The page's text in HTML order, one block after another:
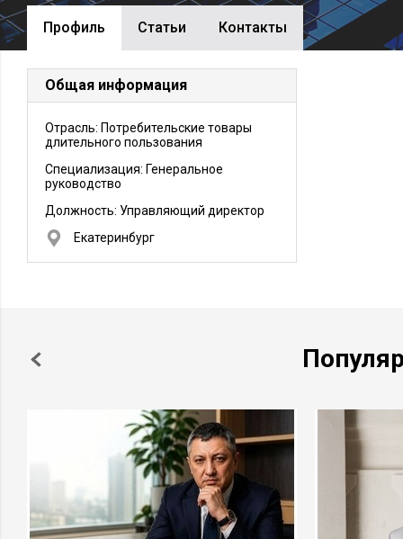
Профиль Cтатьи Контакты
Общая информация
Отрасль: Потребительские товары
длительного пользования
Специализация: Генеральное
руководство
Должность: Управляющий директор
Екатеринбург